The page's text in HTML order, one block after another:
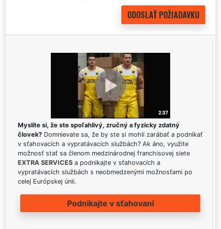
Myslíte si, že ste spoľahlivý, zručný a fyzicky zdatný
človek? Domnievate sa, že by ste si mohli zarábať a podnikať
v sťahovacích a vypratávacích službách? Ak áno, využite
možnosť stať sa členom medzinárodnej franchisovej siete
EXTRA SERVICES a podnikajte v sťahovacích a
vypratávacích službách s neobmedzenými možnosťami po
celej Európskej únii.
Podnikajte v sťahovaní